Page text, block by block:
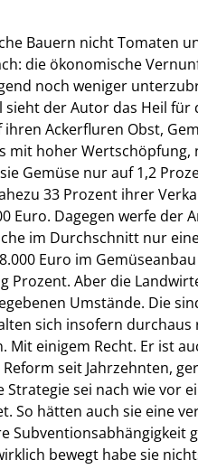
Bauern nicht Tomaten
die ökonomische
noch weniger
sieht der Autor das Heil für
Ackerfluren Obst,
mit hoher Wertschöpfung,
Gemüse nur auf 1,2
33 Prozent ihrer
Euro. Dagegen werfe der
im Durchschnitt nur
Euro im
Prozent. Aber die
Umstände. Die
sich insofern durchaus
einigem Recht. Er ist
seit Jahrzehnten,
sei nach wie vor
So hätten auch sie eine
Subventionsabhängigkeit
bewegt habe sie